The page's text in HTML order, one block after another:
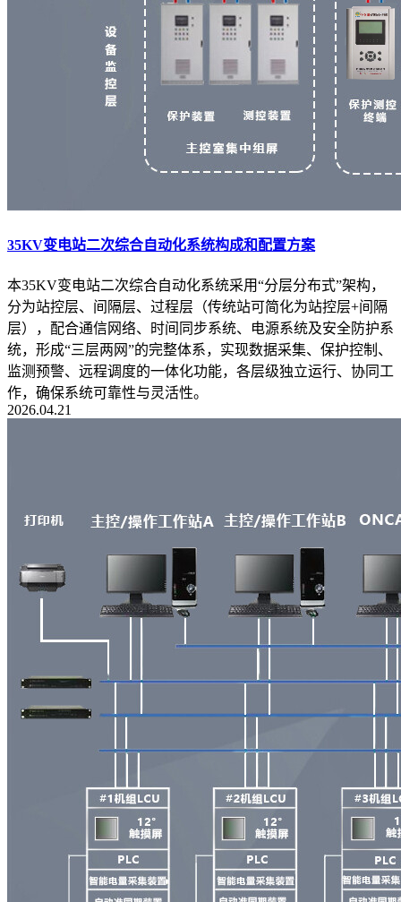
35KV变电站二次综合自动化系统构成和配置方案
本35KV变电站二次综合自动化系统采用“分层分布式”架构，
分为站控层、间隔层、过程层（传统站可简化为站控层+间隔
层），配合通信网络、时间同步系统、电源系统及安全防护系
统，形成“三层两网”的完整体系，实现数据采集、保护控制、
监测预警、远程调度的一体化功能，各层级独立运行、协同工
作，确保系统可靠性与灵活性。
2026.04.21